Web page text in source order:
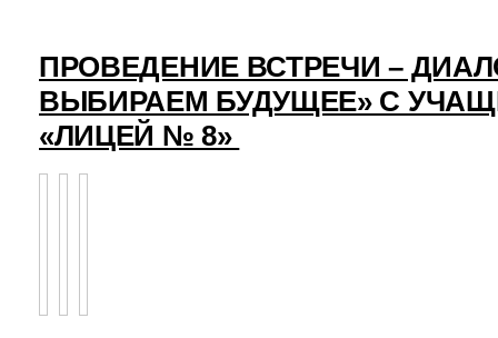
ПРОВЕДЕНИЕ ВСТРЕЧИ –
ВЫБИРАЕМ БУДУЩЕЕ» С
«ЛИЦЕЙ № 8»